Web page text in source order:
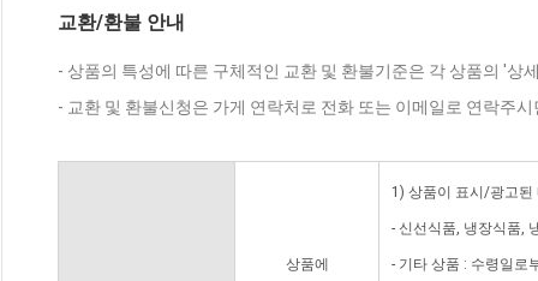
교환/환불 안내
- 상품의 특성에 따른 구체적인 교환 및 환불기준은 각 상품의 '상
- 교환 및 환불신청은 가게 연락처로 전화 또는 이메일로 연락주
상품에
1) 상품이 표시/광고된
- 신선식품, 냉장식품,
- 기타 상품 : 수령일로